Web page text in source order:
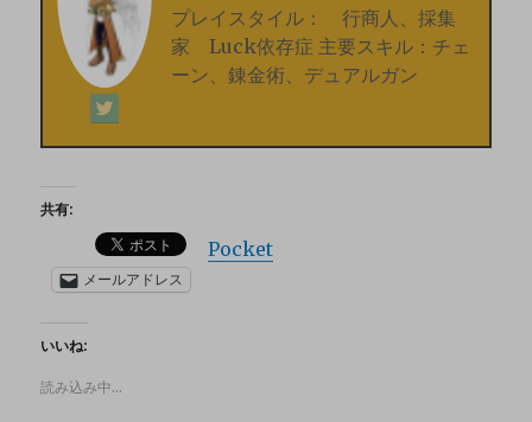
プレイスタイル： 行商人、採集
家 Luck依存症 主要スキル：チェ
ーン、錬金術、デュアルガン
共有:
Pocket
メールアドレス
いいね:
読み込み中…